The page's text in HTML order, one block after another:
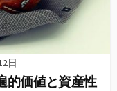
日
的価値と資産性